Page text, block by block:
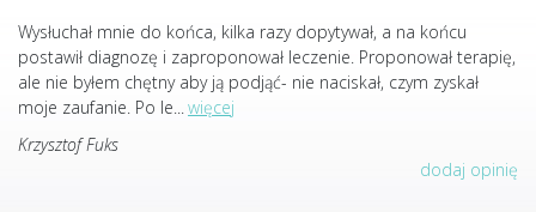
Wysłuchał mnie do końca, kilka razy dopytywał, a na końcu
postawił diagnozę i zaproponował leczenie. Proponował terapię,
ale nie byłem chętny aby ją podjąć- nie naciskał, czym zyskał
moje zaufanie. Po le...więcej
Krzysztof Fuks
dodaj opinię